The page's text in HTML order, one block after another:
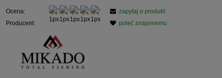
Ocena:
Producent:
zapytaj o produkt
poleć znajomemu